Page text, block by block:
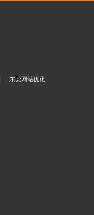
东莞网站优化